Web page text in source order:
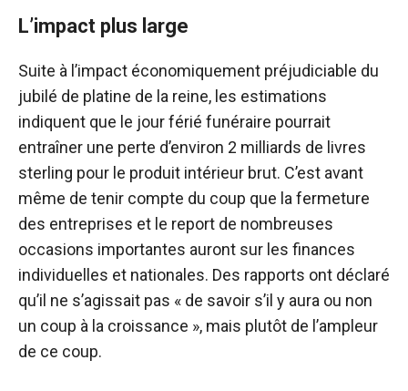
L’impact plus large
Suite à l’impact économiquement préjudiciable du
jubilé de platine de la reine, les estimations
indiquent que le jour férié funéraire pourrait
entraîner une perte d’environ 2 milliards de livres
sterling pour le produit intérieur brut. C’est avant
même de tenir compte du coup que la fermeture
des entreprises et le report de nombreuses
occasions importantes auront sur les finances
individuelles et nationales. Des rapports ont déclaré
qu’il ne s’agissait pas « de savoir s’il y aura ou non
un coup à la croissance », mais plutôt de l’ampleur
de ce coup.